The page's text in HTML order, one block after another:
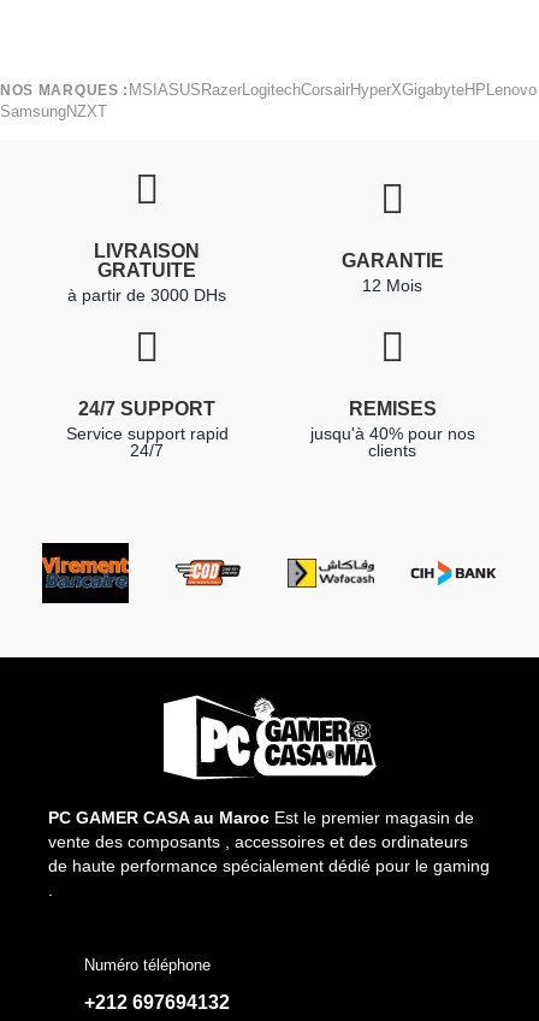
NOS MARQUES : MSI ASUS RazerLogitechCorsairHyperXGigabyteHP Lenovo
SamsungNZXT
LIVRAISON
GRATUITE
à partir de 3000 DHs
GARANTIE
12 Mois
24/7 SUPPORT
Service support rapid
24/7
REMISES
jusqu'à 40% pour nos
clients
PC GAMER CASA au Maroc Est le premier magasin de
vente des composants , accessoires et des ordinateurs
de haute performance spécialement dédié pour le gaming
Numéro téléphone
+212 697694132